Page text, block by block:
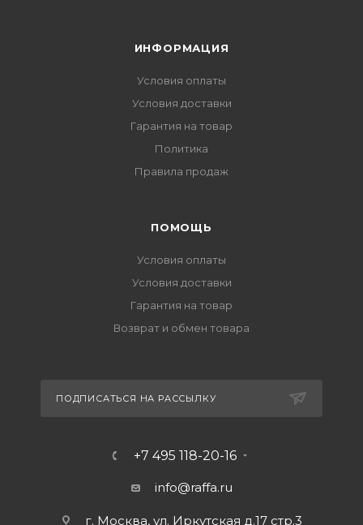
ИНФОРМАЦИЯ
Условия оплаты
Условия доставки
Гарантия на товар
Политика
Правила продаж
ПОМОЩЬ
Условия оплаты
Условия доставки
Гарантия на товар
Возврат и обмен товара
ПОДПИСАТЬСЯ НА РАССЫЛКУ
+7 495 118-20-16
info@raffa.ru
г. Москва, ул. Иркутская д.17 стр.3